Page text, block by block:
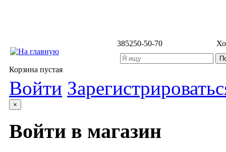
385250-50-70
Корзина пустая
Войти
×
Войти в магазин